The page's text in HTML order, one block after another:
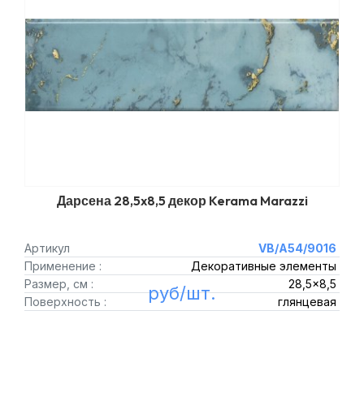
Дарсена 28,5x8,5 декор Kerama Marazzi
Артикул
VB/A54/9016
Применение :
Декоративные элементы
Размер, см :
28,5x8,5
Поверхность :
глянцевая
руб/шт.